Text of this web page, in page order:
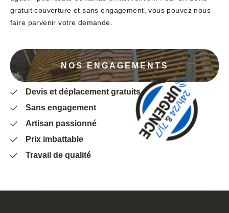
gratuit couverture et sans engagement, vous pouvez nous
faire parvenir votre demande.
NOS ENGAGEMENTS
Devis et déplacement gratuits
Sans engagement
Artisan passionné
Prix imbattable
Travail de qualité